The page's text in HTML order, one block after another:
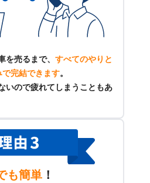
を売るまで、 すべてのやりと
で完結できます。
いので疲れてしまうこともあ
も簡単 ！